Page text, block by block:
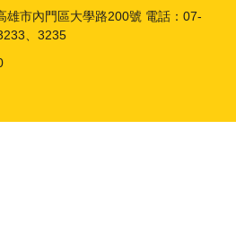
雄市內門區大學路200號 電話：07-
、3235